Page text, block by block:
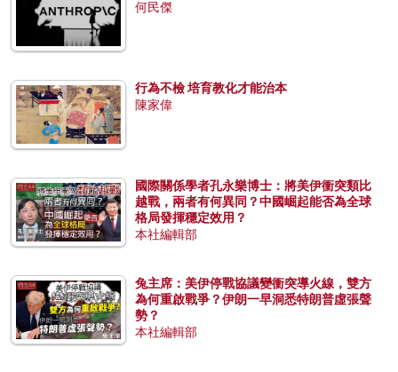
何民傑
行為不檢 培育教化才能治本
陳家偉
國際關係學者孔永樂博士：將美伊衝突類比
越戰，兩者有何異同？中國崛起能否為全球
格局發揮穩定效用？
本社編輯部
兔主席：美伊停戰協議變衝突導火線，雙方
為何重啟戰爭？伊朗一早洞悉特朗普虛張聲
勢？
本社編輯部